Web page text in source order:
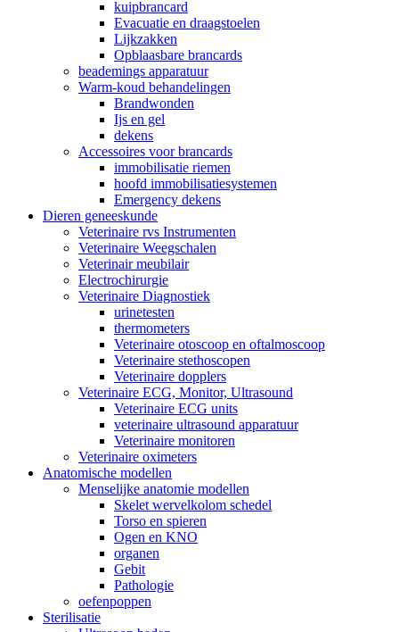
kuipbrancard
Evacuatie en draagstoelen
Lijkzakken
Opblaasbare brancards
beademings apparatuur
Warm-koud behandelingen
Brandwonden
Ijs en gel
dekens
Accessoires voor brancards
immobilisatie riemen
hoofd immobilisatiesystemen
Emergency dekens
Dieren geneeskunde
Veterinaire rvs Instrumenten
Veterinaire Weegschalen
Veterinair meubilair
Electrochirurgie
Veterinaire Diagnostiek
urinetesten
thermometers
Veterinaire otoscoop en oftalmoscoop
Veterinaire stethoscopen
Veterinaire dopplers
Veterinaire ECG, Monitor, Ultrasound
Veterinaire ECG units
veterinaire ultrasound apparatuur
Veterinaire monitoren
Veterinaire oximeters
Anatomische modellen
Menselijke anatomie modellen
Skelet wervelkolom schedel
Torso en spieren
Ogen en KNO
organen
Gebit
Pathologie
oefenpoppen
Sterilisatie